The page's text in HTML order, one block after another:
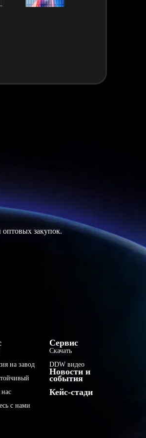
закупок.
на завод
с нами
Сервис
Скачать
DDW видео
Новости и
события
Кейс-стади
한국어
Bahasa Indonesia
हिन्दी
فارسی